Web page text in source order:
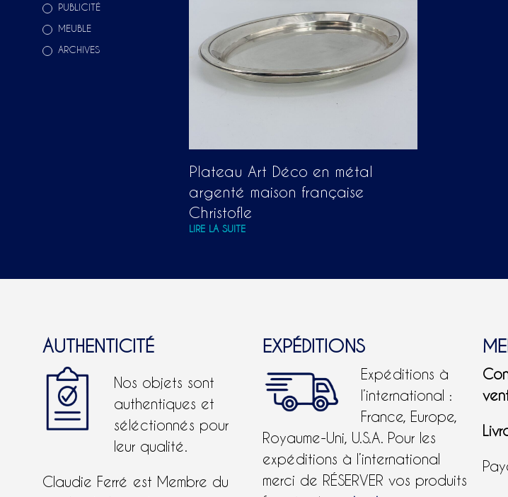
PUBLICITÉ
MEUBLE
ARCHIVES
Plateau Art Déco en métal
argenté maison française
Christofle
LIRE LA SUITE
AUTHENTICITÉ
Nos objets sont
authentiques et
séléctionnés pour
leur qualité.
Claudie Ferré est Membre du
EXPÉDITIONS
Expéditions à
l’international :
France, Europe,
Royaume-Uni, U.S.A. Pour les
expéditions à l’international
merci de RÉSERVER vos produits